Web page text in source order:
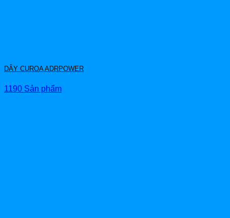
DÂY CUROA ADRPOWER
1190 Sản phẩm